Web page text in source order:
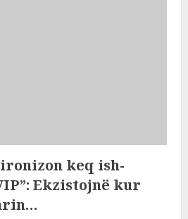
keq ish-
Ekzistojnë kur